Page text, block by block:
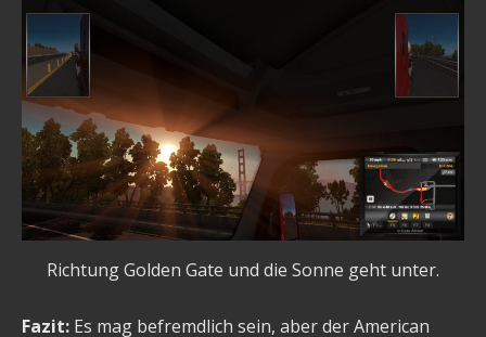
Richtung Golden Gate und die Sonne geht unter.
Fazit: Es mag befremdlich sein, aber der American